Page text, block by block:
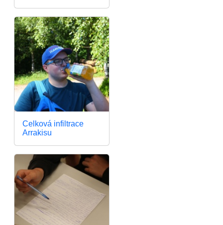
Celková infiltrace
Arrakisu